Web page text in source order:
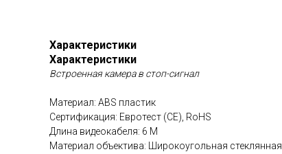
Характеристики
Характеристики
Встроенная камера в стоп-сигнал
Материал: ABS пластик
Сертификация: Евротест (СЕ), RoHS
Длина видеокабеля: 6 М
Материал объектива: Широкоугольная стеклянная